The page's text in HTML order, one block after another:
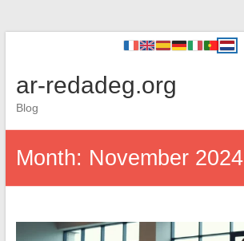
ar-redadeg.org
Blog
Month: November 2024